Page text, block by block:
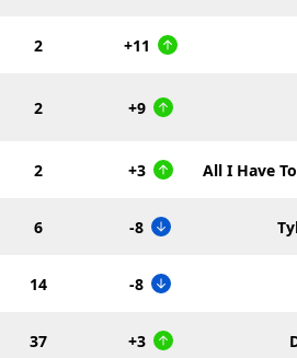
2 +11
2 +9
2 +3 All I Have
6 -8
14 -8
37 +3